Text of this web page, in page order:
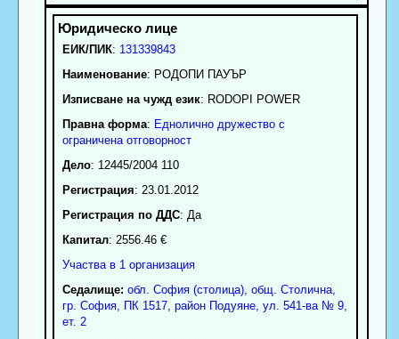
ЕИК/ПИК: 131339843
Наименование: РОДОПИ ПАУЪР
Изписване на чужд език: RODOPI POWER
Правна форма: Еднолично дружество с
ограничена отговорност
Дело: 12445/2004 110
Регистрация: 23.01.2012
Регистрация по ДДС: Да
Капитал: 2556.46 €
Участва в 1 организация
Седалище: обл. София (столица), общ. Столична,
гр. София, ПК 1517, район Подуяне, ул. 541-ва № 9,
ет. 2